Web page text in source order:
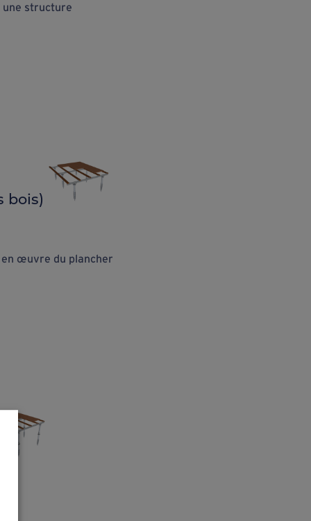
une structure
bois)
œuvre du plancher